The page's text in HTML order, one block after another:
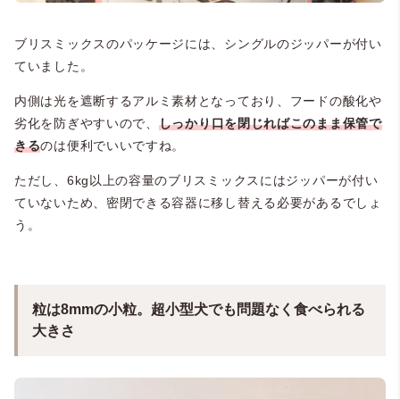
ブリスミックスのパッケージには、シングルのジッパーが付い
ていました。
内側は光を遮断するアルミ素材となっており、フードの酸化や
劣化を防ぎやすいので、 しっかり口を閉じればこのまま保管で
きるのは便利でいいですね。
ただし、6kg以上の容量のブリスミックスにはジッパーが付い
ていないため、密閉できる容器に移し替える必要があるでしょ
う。
粒は8mmの小粒。超小型犬でも問題なく食べられる
大きさ